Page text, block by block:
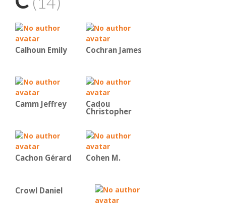
Calhoun Emily Cochran James
Camm Jeffrey Cadou
Christopher
Cachon Gérard Cohen M.
Crowl Daniel